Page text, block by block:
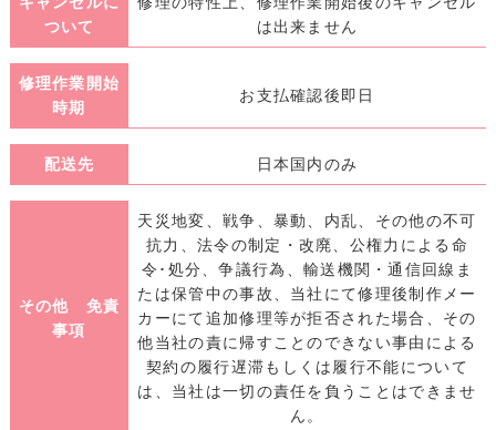
ついて
は出来ません
修理作業開始
時期
お支払確認後即日
配送先 日本国内のみ
その他 免責
事項
天災地変、戦争、暴動、内乱、その他の不可
抗力、法令の制定・改廃、公権力による命
令･処分、争議行為、輸送機関・通信回線ま
たは保管中の事故、当社にて修理後制作メー
カーにて追加修理等が拒否された場合、その
他当社の責に帰すことのできない事由による
契約の履行遅滞もしくは履行不能について
は、当社は一切の責任を負うことはできませ
ん。